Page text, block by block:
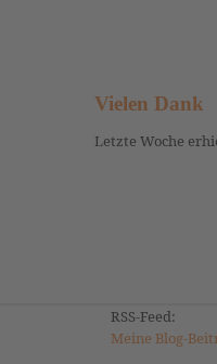
Vielen Dank
Letzte Woche
RSS-Feed:
Meine Blog-